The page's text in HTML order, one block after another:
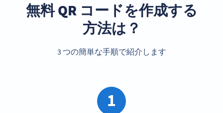
無料 QR コードを作成する
方法は？
3 つの簡単な手順で紹介します
1